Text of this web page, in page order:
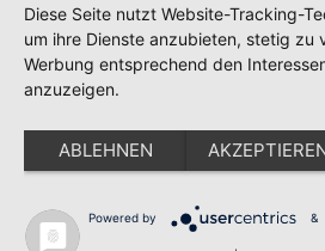
Polska
Português
Nederlands
Svenska
Diese Seite nutzt Website-Tracking-
um ihre Dienste anzubieten, stetig zu
Werbung entsprechend den
anzuzeigen.
ABLEHNEN
Powered by &